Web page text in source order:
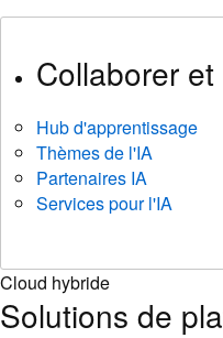
Collaborer
Hub d'apprentissage
Thèmes de l'IA
Partenaires IA
Services pour l'IA
Cloud hybride
Solutions de